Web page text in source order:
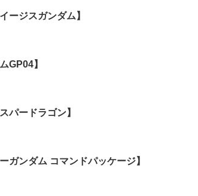
ージスガンダム】
GP04】
パードラゴン】
ガンダム コマンドパッケージ】